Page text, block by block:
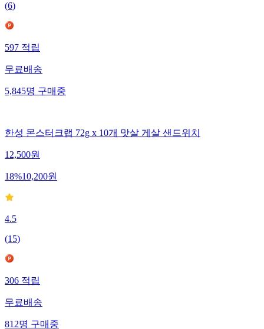
(6)
597 적립
무료배송
5,845명 구매중
한성 몬스터크랩 72g x 10개 맛살 게살 샌드위치
12,500원
18%10,200원
4.5
(15)
306 적립
무료배송
812명 구매중